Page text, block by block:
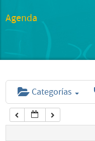
Agenda
Categorías
6:00 am
7:00 am